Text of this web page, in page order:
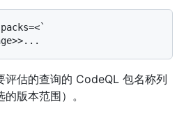
评估的查询的 CodeQL 包名称列
版本范围）。